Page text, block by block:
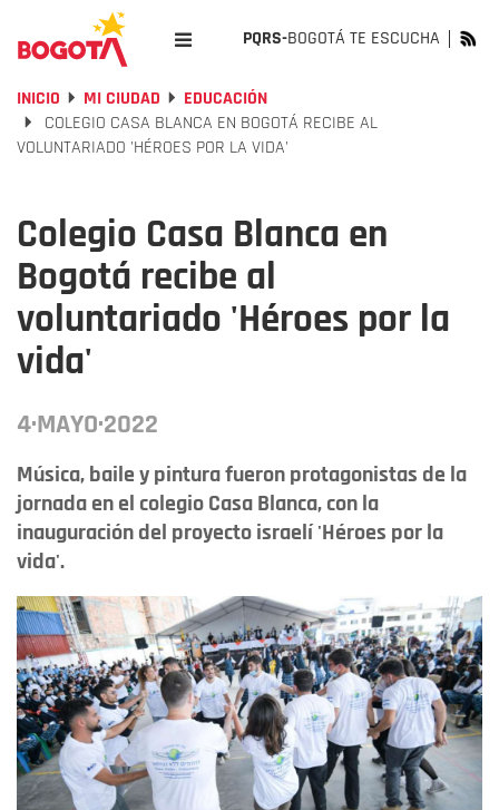
PQRS-BOGOTÁ TE ESCUCHA
INICIO MI CIUDAD
EDUCACIÓN
COLEGIO CASA BLANCA EN BOGOTÁ RECIBE AL
VOLUNTARIADO 'HÉROES POR LA VIDA'
Colegio Casa Blanca en
Bogotá recibe al
voluntariado 'Héroes por la
vida'
4·MAYO·2022
Música, baile y pintura fueron protagonistas de la
jornada en el colegio Casa Blanca, con la
inauguración del proyecto israelí 'Héroes por la
vida'.